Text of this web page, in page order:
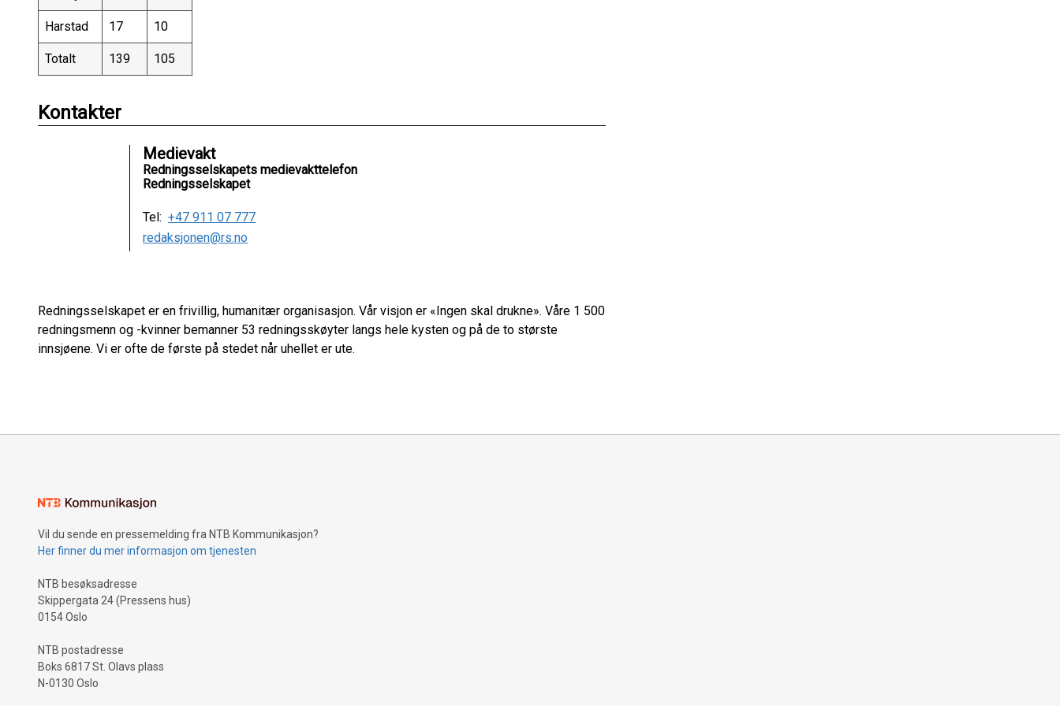
Harstad 17 10
Totalt 139 105
Kontakter
Medievakt
Redningsselskapets medievakttelefon
Redningsselskapet
Tel: +47 911 07 777
redaksjonen@rs.no
Redningsselskapet er en frivillig, humanitær organisasjon. Vår visjon er «Ingen skal drukne». Våre 1 500
redningsmenn og -kvinner bemanner 53 redningsskøyter langs hele kysten og på de to største
innsjøene. Vi er ofte de første på stedet når uhellet er ute.
Vil du sende en pressemelding fra NTB Kommunikasjon?
Her finner du mer informasjon om tjenesten
NTB besøksadresse
Skippergata 24 (Pressens hus)
0154 Oslo
NTB postadresse
Boks 6817 St. Olavs plass
N-0130 Oslo